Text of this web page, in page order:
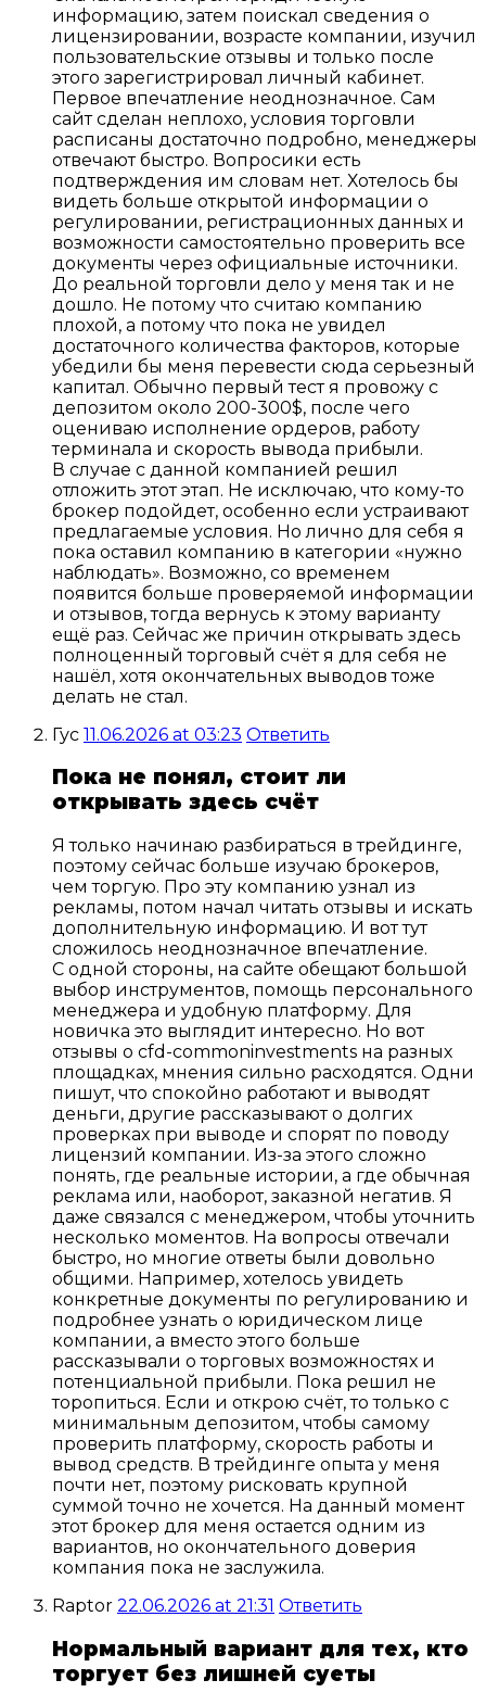
информацию, затем поискал сведения о
лицензировании, возрасте компании, изучил
пользовательские отзывы и только после
этого зарегистрировал личный кабинет.
Первое впечатление неоднозначное. Сам
сайт сделан неплохо, условия торговли
расписаны достаточно подробно, менеджеры
отвечают быстро. Вопросики есть
подтверждения им словам нет. Хотелось бы
видеть больше открытой информации о
регулировании, регистрационных данных и
возможности самостоятельно проверить все
документы через официальные источники.
До реальной торговли дело у меня так и не
дошло. Не потому что считаю компанию
плохой, а потому что пока не увидел
достаточного количества факторов, которые
убедили бы меня перевести сюда серьезный
капитал. Обычно первый тест я провожу с
депозитом около 200-300$, после чего
оцениваю исполнение ордеров, работу
терминала и скорость вывода прибыли.
В случае с данной компанией решил
отложить этот этап. Не исключаю, что кому-то
брокер подойдет, особенно если устраивают
предлагаемые условия. Но лично для себя я
пока оставил компанию в категории «нужно
наблюдать». Возможно, со временем
появится больше проверяемой информации
и отзывов, тогда вернусь к этому варианту
ещё раз. Сейчас же причин открывать здесь
полноценный торговый счёт я для себя не
нашёл, хотя окончательных выводов тоже
делать не стал.
Гус 11.06.2026 at 03:23 Ответить
Пока не понял, стоит ли
открывать здесь счёт
Я только начинаю разбираться в трейдинге,
поэтому сейчас больше изучаю брокеров,
чем торгую. Про эту компанию узнал из
рекламы, потом начал читать отзывы и искать
дополнительную информацию. И вот тут
сложилось неоднозначное впечатление.
С одной стороны, на сайте обещают большой
выбор инструментов, помощь персонального
менеджера и удобную платформу. Для
новичка это выглядит интересно. Но вот
отзывы о cfd-commoninvestments на разных
площадках, мнения сильно расходятся. Одни
пишут, что спокойно работают и выводят
деньги, другие рассказывают о долгих
проверках при выводе и спорят по поводу
лицензий компании. Из-за этого сложно
понять, где реальные истории, а где обычная
реклама или, наоборот, заказной негатив. Я
даже связался с менеджером, чтобы уточнить
несколько моментов. На вопросы отвечали
быстро, но многие ответы были довольно
общими. Например, хотелось увидеть
конкретные документы по регулированию и
подробнее узнать о юридическом лице
компании, а вместо этого больше
рассказывали о торговых возможностях и
потенциальной прибыли. Пока решил не
торопиться. Если и открою счёт, то только с
минимальным депозитом, чтобы самому
проверить платформу, скорость работы и
вывод средств. В трейдинге опыта у меня
почти нет, поэтому рисковать крупной
суммой точно не хочется. На данный момент
этот брокер для меня остается одним из
вариантов, но окончательного доверия
компания пока не заслужила.
Raptor 22.06.2026 at 21:31 Ответить
Нормальный вариант для тех, кто
торгует без лишней суеты